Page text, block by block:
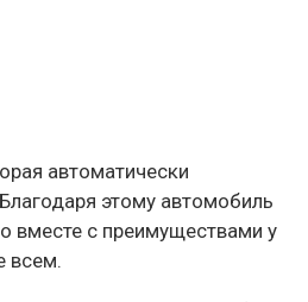
автоматически
этому автомобиль
вместе с преимуществами у
всем.